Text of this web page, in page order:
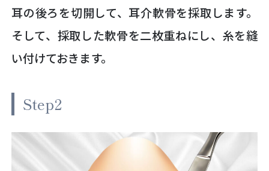
耳の後ろを切開して、耳介軟骨を採取します。
そして、採取した軟骨を二枚重ねにし、糸を縫
い付けておきます。
Step2